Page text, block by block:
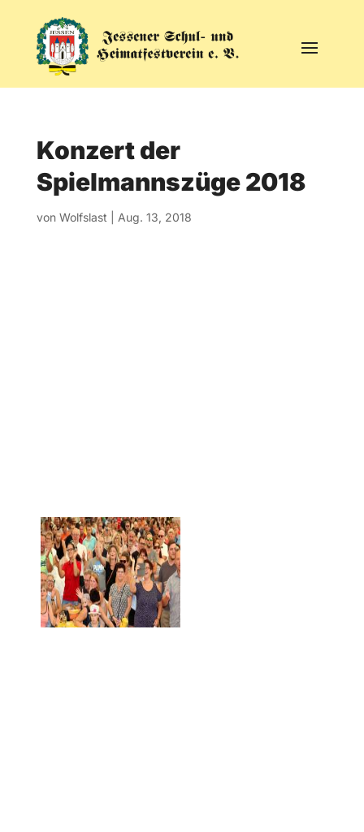
Konzert der
Spielmannszüge 2018
von Wolfslast Aug. 13, 2018